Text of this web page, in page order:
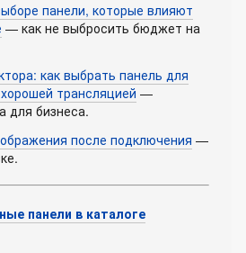
панели, которые влияют
— как не выбросить бюджет на
как выбрать панель для
трансляцией —
для бизнеса.
после подключения —
панели в каталоге